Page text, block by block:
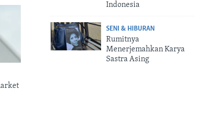
Indonesia
SENI & HIBURAN
Rumitnya
Menerjemahkan Karya
Sastra Asing